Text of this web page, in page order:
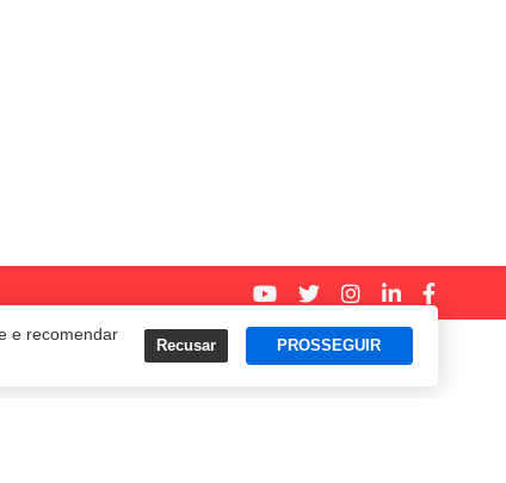
e recomendar
Recusar PROSSEGUIR
Termos e Políticas de Uso Privacidade